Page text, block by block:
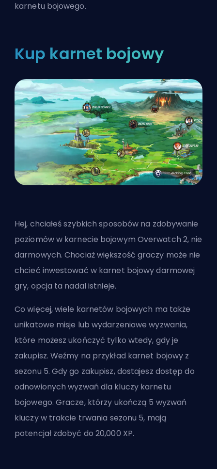
karnetu bojowego.
Kup karnet bojowy
Hej, chciałeś szybkich sposobów na zdobywanie
poziomów w karnecie bojowym Overwatch 2, nie
darmowych. Chociaż większość graczy może nie
chcieć inwestować w karnet bojowy darmowej
gry, opcja ta nadal istnieje.
Co więcej, wiele karnetów bojowych ma także
unikatowe misje lub wydarzeniowe wyzwania,
które możesz ukończyć tylko wtedy, gdy je
zakupisz. Weźmy na przykład karnet bojowy z
sezonu 5. Gdy go zakupisz, dostajesz dostęp do
odnowionych wyzwań dla kluczy karnetu
bojowego. Gracze, którzy ukończą 5 wyzwań
kluczy w trakcie trwania sezonu 5, mają
potencjał zdobyć do 20,000 XP.